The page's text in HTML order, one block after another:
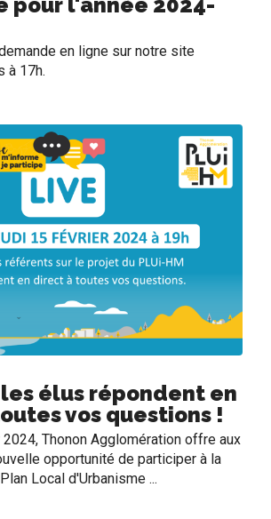
pour l'année 2024-
en ligne sur notre site
à 17h.
les élus répondent en
vos questions !
Thonon Agglomération offre aux
opportunité de participer à la
Local d'Urbanisme ...